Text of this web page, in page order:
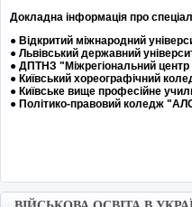
Докладна інформація про
● Відкритий міжнародний
● Львівський державний
● ДПТНЗ "Міжрегіональний
● Київський хореографічний
● Київське вище професійне
● Політико-правовий коледж